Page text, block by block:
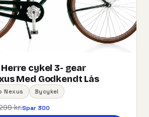
cykel 3- gear
Med Godkendt Lås
Nexus Bycykel
kr.Spar 300